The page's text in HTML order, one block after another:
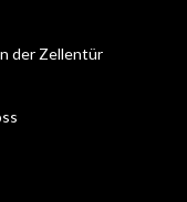
der Zellentür